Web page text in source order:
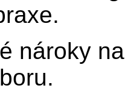
nároky